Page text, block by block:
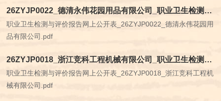
26ZYJP0022_德清永伟花园用品有限公司_职业卫生检测与评价报告网上公开表
职业卫生检测与评价报告网上公开表_26ZYJP0022_德清永伟花园用
品有限公司.pdf
26ZYJP0018_浙江竞科工程机械有限公司_职业卫生检测与评价报告网上公开表
职业卫生检测与评价报告网上公开表_26ZYJP0018_浙江竞科工程机
械有限公司.pdf